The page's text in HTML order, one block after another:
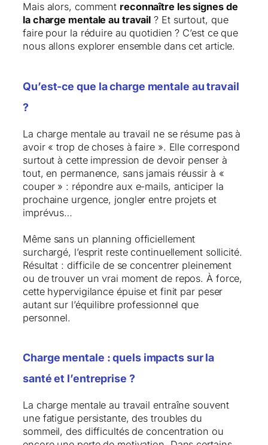
Mais alors, comment reconnaître les signes de
la charge mentale au travail ? Et surtout, que
faire pour la réduire au quotidien ? C’est ce que
nous allons explorer ensemble dans cet article.
Qu’est-ce que la charge mentale au travail
?
La charge mentale au travail ne se résume pas à
avoir « trop de choses à faire ». Elle correspond
surtout à cette impression de devoir penser à
tout, en permanence, sans jamais réussir à «
couper » : répondre aux e-mails, anticiper la
prochaine urgence, jongler entre projets et
imprévus…
Même sans un planning officiellement
surchargé, l’esprit reste continuellement sollicité.
Résultat : difficile de se concentrer pleinement
ou de trouver un vrai moment de repos. À force,
cette hypervigilance épuise et finit par peser
autant sur l’équilibre professionnel que
personnel.
Charge mentale : quels impacts sur la
santé et l’entreprise ?
La charge mentale au travail entraîne souvent
une fatigue persistante, des troubles du
sommeil, des difficultés de concentration ou